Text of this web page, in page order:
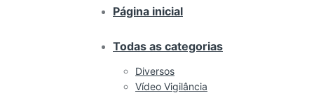
Página inicial
Todas as categorias
Diversos
Vídeo Vigilância